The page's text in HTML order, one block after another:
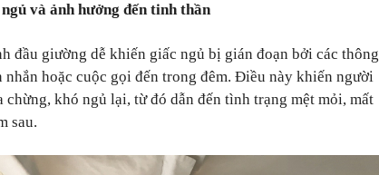
và ảnh hưởng đến tinh thần
đầu giường dễ khiến giấc ngủ bị gián đoạn bởi các thông
nhắn hoặc cuộc gọi đến trong đêm. Điều này khiến người
chừng, khó ngủ lại, từ đó dẫn đến tình trạng mệt mỏi, mất
sau.